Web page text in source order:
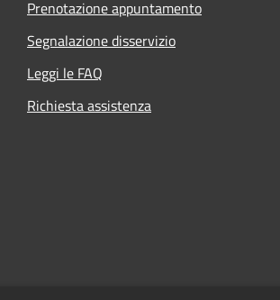
Prenotazione appuntamento
Segnalazione disservizio
Leggi le FAQ
Richiesta assistenza